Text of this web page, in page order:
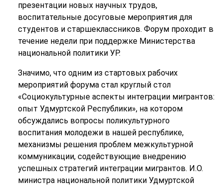
презентации новых научных трудов,
воспитательные досуговые мероприятия для
студентов и старшеклассников. Форум проходит в
течение недели при поддержке Министерства
национальной политики УР.
Значимо, что одним из стартовых рабочих
мероприятий форума стал круглый стол
«Социокультурные аспекты интеграции мигрантов:
опыт Удмуртской Республики», на котором
обсуждались вопросы поликультурного
воспитания молодежи в нашей республике,
механизмы решения проблем межкультурной
коммуникации, содействующие внедрению
успешных стратегий интеграции мигрантов. И.О.
министра национальной политики Удмуртской